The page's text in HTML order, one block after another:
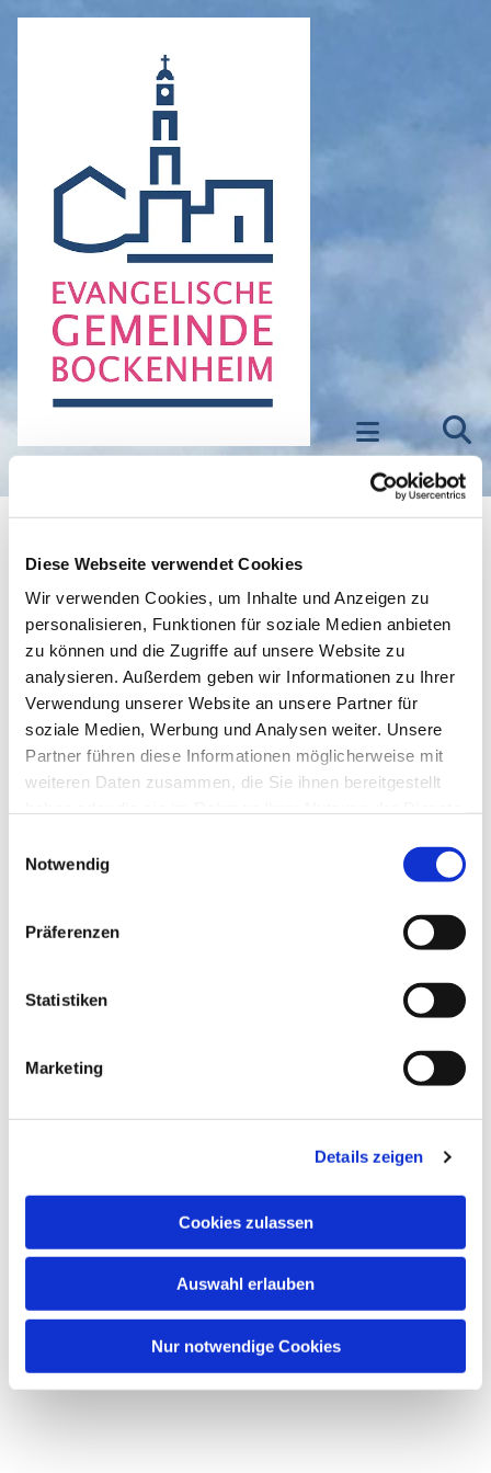
Diese Webseite verwendet Cookies
Wir verwenden Cookies, um Inhalte und Anzeigen zu
personalisieren, Funktionen für soziale Medien anbieten
zu können und die Zugriffe auf unsere Website zu
analysieren. Außerdem geben wir Informationen zu Ihrer
Verwendung unserer Website an unsere Partner für
soziale Medien, Werbung und Analysen weiter. Unsere
Partner führen diese Informationen möglicherweise mit
weiteren Daten zusammen, die Sie ihnen bereitgestellt
Notwendig
Präferenzen
Statistiken
Marketing
Details zeigen
Cookies zulassen
Auswahl erlauben
Nur notwendige Cookies
Gottesdienst
Sonntag, 25. Juli 2027, 10:00 - 11:00
Kirchplatz 9, 60487 Frankfurt am Main